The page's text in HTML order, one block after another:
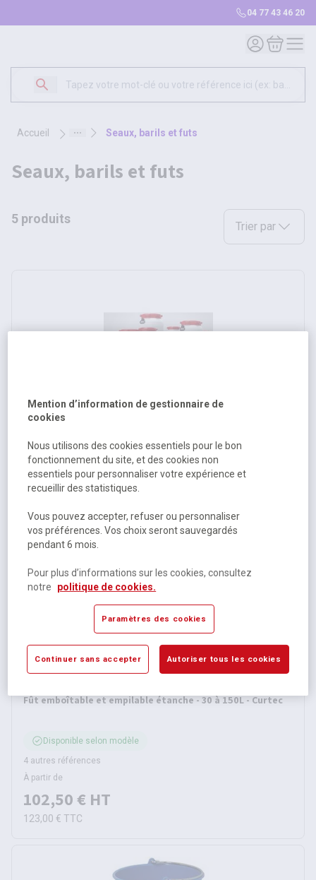
04 77 43 46 20
Mon compte
Mon
accueil seaux, barils et futs
seaux, barils et futs
5 produits
Trier par
Fût grande ouverture scellable homologué UN-X - 2.9 L à 68
Disponible selon modèle
9 autres références
À partir de
16,75 €HT
20,10 €TTC
Fût emboîtable et empilable étanche - 30 à 150L - Curtec
Disponible selon modèle
4 autres références
À partir de
102,50 € HT
123,00 € TTC
Mention d’information de gestionnaire de
cookies
Nous utilisons des cookies essentiels pour le bon
fonctionnement du site, et des cookies non
essentiels pour personnaliser votre expérience et
recueillir des statistiques.
Vous pouvez accepter, refuser ou personnaliser
vos préférences. Vos choix seront sauvegardés
pendant 6 mois.
Pour plus d’informations sur les cookies, consultez
notre
politique de cookies.
Paramètres des cookies
Continuer sans accepter Autoriser tous les cookies